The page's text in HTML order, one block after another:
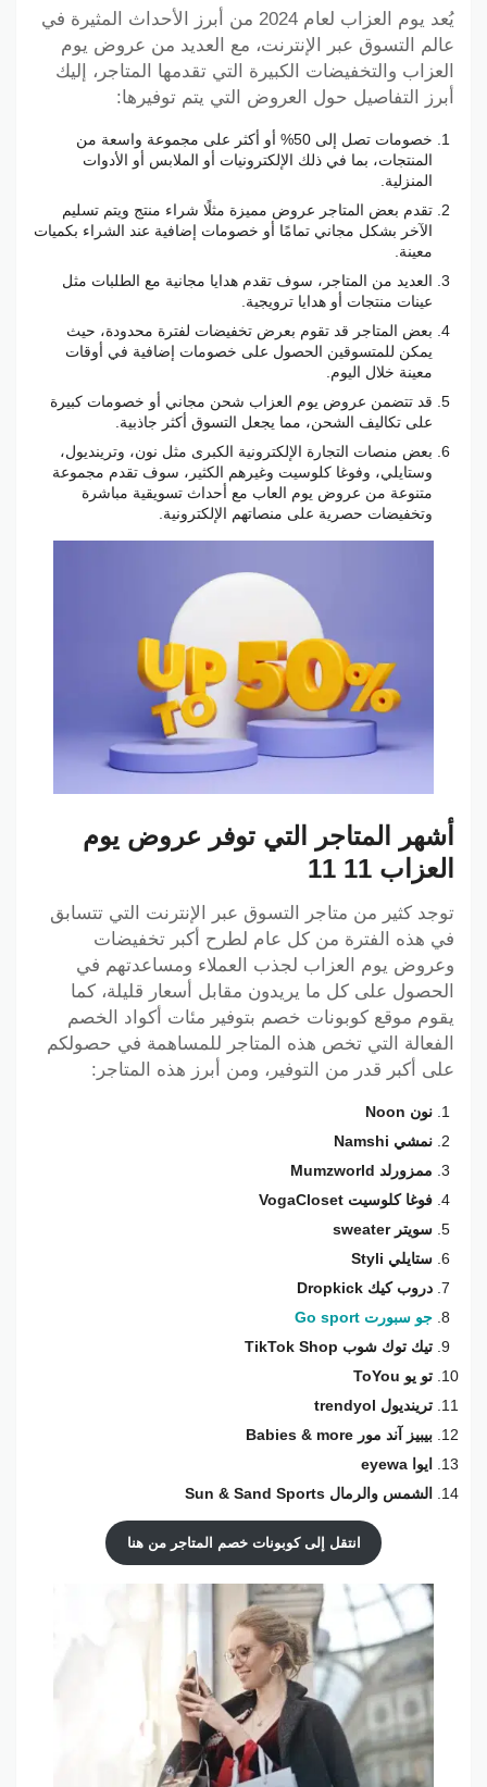
يُعد يوم العزاب لعام 2024 من أبرز الأحداث المثيرة في
عالم التسوق عبر الإنترنت، مع العديد من عروض يوم
العزاب والتخفيضات الكبيرة التي تقدمها المتاجر، إليك
أبرز التفاصيل حول العروض التي يتم توفيرها:
خصومات تصل إلى 50% أو أكثر على مجموعة واسعة من
المنتجات، بما في ذلك الإلكترونيات أو الملابس أو الأدوات
المنزلية.
تقدم بعض المتاجر عروض مميزة مثلًا شراء منتج ويتم تسليم
الآخر بشكل مجاني تمامًا أو خصومات إضافية عند الشراء بكميات
معينة.
العديد من المتاجر، سوف تقدم هدايا مجانية مع الطلبات مثل
عينات منتجات أو هدايا ترويجية.
بعض المتاجر قد تقوم بعرض تخفيضات لفترة محدودة، حيث
يمكن للمتسوقين الحصول على خصومات إضافية في أوقات
معينة خلال اليوم.
قد تتضمن عروض يوم العزاب شحن مجاني أو خصومات كبيرة
على تكاليف الشحن، مما يجعل التسوق أكثر جاذبية.
بعض منصات التجارة الإلكترونية الكبرى مثل نون، وترينديول،
وستايلي، وفوغا كلوسيت وغيرهم الكثير، سوف تقدم مجموعة
متنوعة من عروض يوم العاب مع أحداث تسويقية مباشرة
وتخفيضات حصرية على منصاتهم الإلكترونية.
أشهر المتاجر التي توفر عروض يوم
العزاب 11 11
توجد كثير من متاجر التسوق عبر الإنترنت التي تتسابق
في هذه الفترة من كل عام لطرح أكبر تخفيضات
وعروض يوم العزاب لجذب العملاء ومساعدتهم في
الحصول على كل ما يريدون مقابل أسعار قليلة، كما
يقوم موقع كوبونات خصم بتوفير مئات أكواد الخصم
الفعالة التي تخص هذه المتاجر للمساهمة في حصولكم
على أكبر قدر من التوفير، ومن أبرز هذه المتاجر:
نون Noon
نمشي Namshi
ممزورلد Mumzworld
فوغا كلوسيت VogaCloset
سويتر sweater
ستايلي Styli
دروب كيك Dropkick
جو سبورت Go sport
تيك توك شوب TikTok Shop
تو يو ToYou
ترينديول trendyol
بيبيز آند مور Babies & more
ايوا eyewa
الشمس والرمال Sun & Sand Sports
انتقل إلى كوبونات خصم المتاجر من هنا